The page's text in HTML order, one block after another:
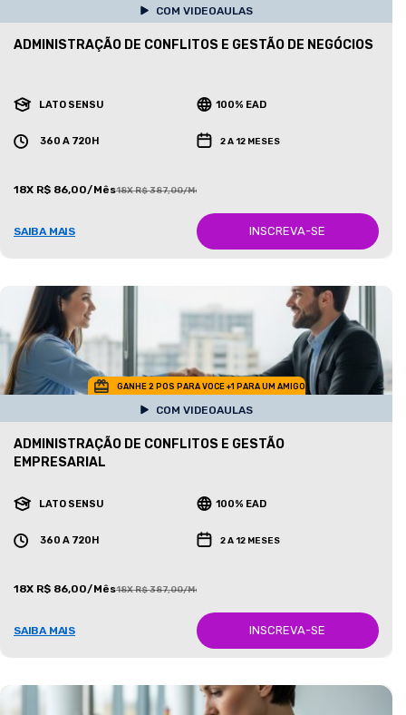
COM VIDEOAULAS
ADMINISTRAÇÃO DE CONFLITOS E GESTÃO DE NEGÓCIOS
LATO SENSU 100% EAD
360 A 720H 2 A 12 MESES
18X R$ 86,00/Mês18X R$ 387,00/Mês
SAIBA MAIS INSCREVA-SE
GANHE 2 POS PARA VOCE +1 PARA UM AMIGO
COM VIDEOAULAS
ADMINISTRAÇÃO DE CONFLITOS E GESTÃO
EMPRESARIAL
LATO SENSU 100% EAD
360 A 720H 2 A 12 MESES
18X R$ 86,00/Mês18X R$ 387,00/Mês
SAIBA MAIS INSCREVA-SE